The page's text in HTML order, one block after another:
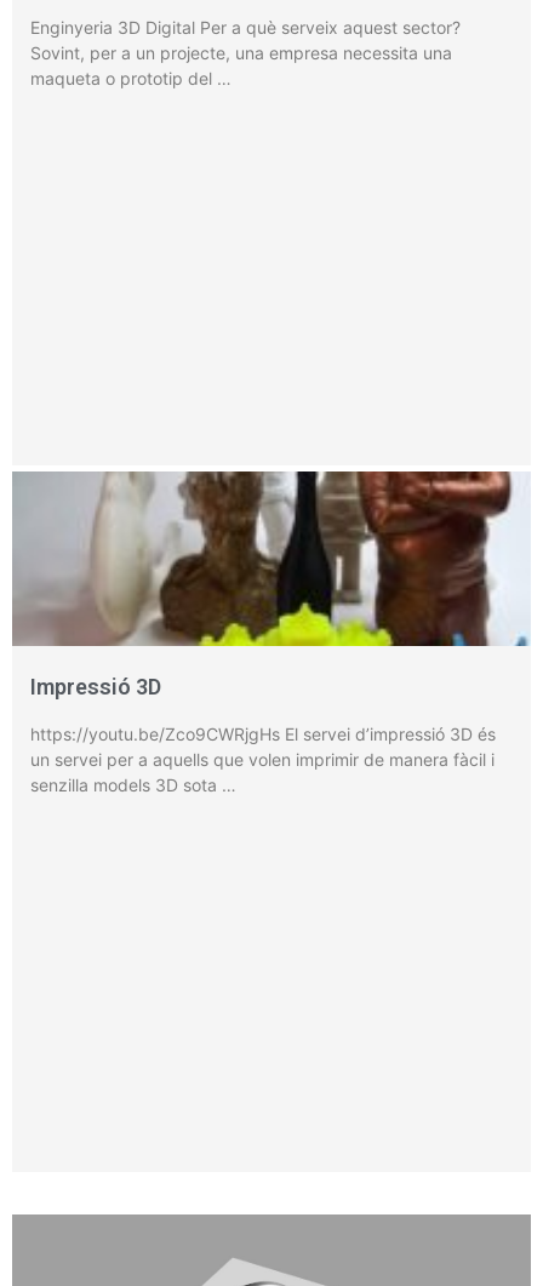
Enginyeria 3D Digital Per a què serveix aquest sector?
Sovint, per a un projecte, una empresa necessita una
maqueta o prototip del …
Impressió 3D
https://youtu.be/Zco9CWRjgHs El servei d’impressió 3D és
un servei per a aquells que volen imprimir de manera fàcil i
senzilla models 3D sota …